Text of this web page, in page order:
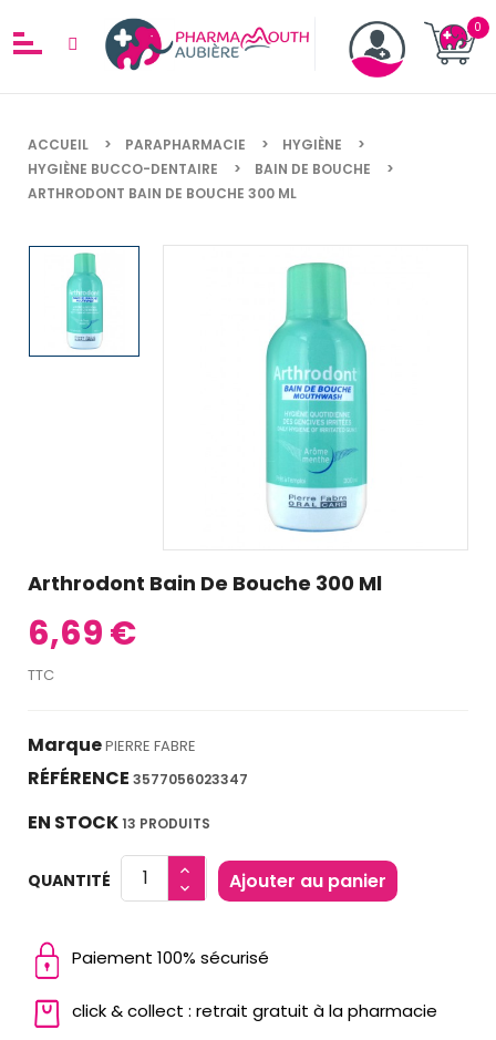
ACCUEIL PARAPHARMACIE
HYGIÈNE
HYGIÈNE BUCCO-DENTAIRE
BAIN DE BOUCHE
ARTHRODONT BAIN DE BOUCHE 300 ML
Arthrodont Bain De Bouche 300 Ml
6,69 €
TTC
MarquePIERRE FABRE
RÉFÉRENCE 3577056023347
EN STOCK13 PRODUITS
QUANTITÉ Ajouter au panier
Paiement 100% sécurisé
click & collect : retrait gratuit à la pharmacie